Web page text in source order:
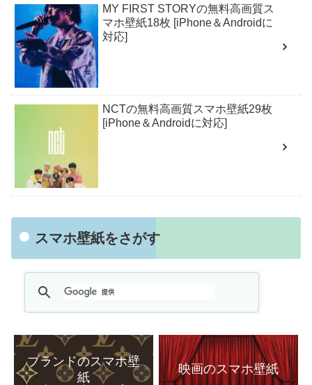
MY FIRST STORYの無料高画質ス
マホ壁紙18枚 [iPhone＆Androidに
対応]
NCTの無料高画質スマホ壁紙29枚
[iPhone＆Androidに対応]
スマホ壁紙をさがす
ブランドのスマホ壁
紙
映画のスマホ壁紙